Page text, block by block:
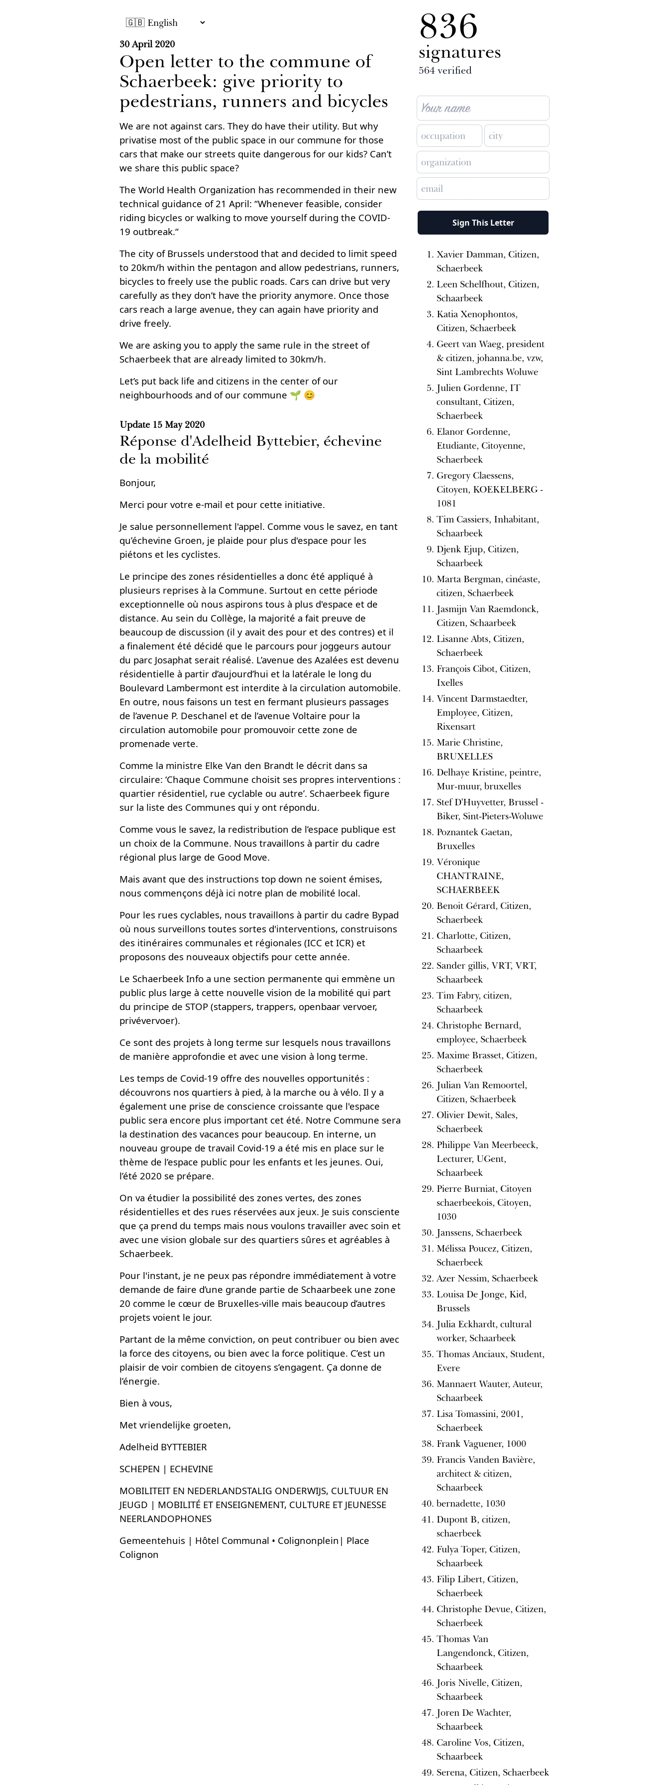
30 April 2020
Open letter to the commune of
Schaerbeek: give priority to
pedestrians, runners and bicycles
We are not against cars. They do have their utility. But why
privatise most of the public space in our commune for those
cars that make our streets quite dangerous for our kids? Can’t
we share this public space?
The World Health Organization has recommended in their new
technical guidance of 21 April: “Whenever feasible, consider
riding bicycles or walking to move yourself during the COVID-
19 outbreak.“
The city of Brussels understood that and decided to limit speed
to 20km/h within the pentagon and allow pedestrians, runners,
bicycles to freely use the public roads. Cars can drive but very
carefully as they don’t have the priority anymore. Once those
cars reach a large avenue, they can again have priority and
drive freely.
We are asking you to apply the same rule in the street of
Schaerbeek that are already limited to 30km/h.
Let’s put back life and citizens in the center of our
neighbourhoods and of our commune 🌱 😊
Update 15 May 2020
Réponse d'Adelheid Byttebier, échevine
de la mobilité
Bonjour,
Merci pour votre e-mail et pour cette initiative.
Je salue personnellement l'appel. Comme vous le savez, en tant
qu’échevine Groen, je plaide pour plus d'espace pour les
piétons et les cyclistes.
Le principe des zones résidentielles a donc été appliqué à
plusieurs reprises à la Commune. Surtout en cette période
exceptionnelle où nous aspirons tous à plus d'espace et de
distance. Au sein du Collège, la majorité a fait preuve de
beaucoup de discussion (il y avait des pour et des contres) et il
a finalement été décidé que le parcours pour joggeurs autour
du parc Josaphat serait réalisé. L’avenue des Azalées est devenu
résidentielle à partir d’aujourd’hui et la latérale le long du
Boulevard Lambermont est interdite à la circulation automobile.
En outre, nous faisons un test en fermant plusieurs passages
de l’avenue P. Deschanel et de l’avenue Voltaire pour la
circulation automobile pour promouvoir cette zone de
promenade verte.
Comme la ministre Elke Van den Brandt le décrit dans sa
circulaire: ‘Chaque Commune choisit ses propres interventions :
quartier résidentiel, rue cyclable ou autre’. Schaerbeek figure
sur la liste des Communes qui y ont répondu.
Comme vous le savez, la redistribution de l’espace publique est
un choix de la Commune. Nous travaillons à partir du cadre
régional plus large de Good Move.
Mais avant que des instructions top down ne soient émises,
nous commençons déjà ici notre plan de mobilité local.
Pour les rues cyclables, nous travaillons à partir du cadre Bypad
où nous surveillons toutes sortes d'interventions, construisons
des itinéraires communales et régionales (ICC et ICR) et
proposons des nouveaux objectifs pour cette année.
Le Schaerbeek Info a une section permanente qui emmène un
public plus large à cette nouvelle vision de la mobilité qui part
du principe de STOP (stappers, trappers, openbaar vervoer,
privévervoer).
Ce sont des projets à long terme sur lesquels nous travaillons
de manière approfondie et avec une vision à long terme.
Les temps de Covid-19 offre des nouvelles opportunités :
découvrons nos quartiers à pied, à la marche ou à vélo. Il y a
également une prise de conscience croissante que l'espace
public sera encore plus important cet été. Notre Commune sera
la destination des vacances pour beaucoup. En interne, un
nouveau groupe de travail Covid-19 a été mis en place sur le
thème de l’espace public pour les enfants et les jeunes. Oui,
l’été 2020 se prépare.
On va étudier la possibilité des zones vertes, des zones
résidentielles et des rues réservées aux jeux. Je suis consciente
que ça prend du temps mais nous voulons travailler avec soin et
avec une vision globale sur des quartiers sûres et agréables à
Schaerbeek.
Pour l'instant, je ne peux pas répondre immédiatement à votre
demande de faire d’une grande partie de Schaarbeek une zone
20 comme le cœur de Bruxelles-ville mais beaucoup d’autres
projets voient le jour.
Partant de la même conviction, on peut contribuer ou bien avec
la force des citoyens, ou bien avec la force politique. C’est un
plaisir de voir combien de citoyens s’engagent. Ça donne de
l’énergie.
Bien à vous,
Met vriendelijke groeten,
Adelheid BYTTEBIER
SCHEPEN | ECHEVINE
MOBILITEIT EN NEDERLANDSTALIG ONDERWIJS, CULTUUR EN
JEUGD | MOBILITÉ ET ENSEIGNEMENT, CULTURE ET JEUNESSE
NEERLANDOPHONES
Gemeentehuis | Hôtel Communal • Colignonplein| Place
Colignon
836
signatures
564 verified
Sign This Letter
Xavier Damman, Citizen,
Schaerbeek
Leen Schelfhout, Citizen,
Schaarbeek
Katia Xenophontos,
Citizen, Schaerbeek
Geert van Waeg, president
& citizen, johanna.be, vzw,
Sint Lambrechts Woluwe
Julien Gordenne, IT
consultant, Citizen,
Schaerbeek
Elanor Gordenne,
Etudiante, Citoyenne,
Schaerbeek
Gregory Claessens,
Citoyen, KOEKELBERG -
1081
Tim Cassiers, Inhabitant,
Schaarbeek
Djenk Ejup, Citizen,
Schaarbeek
Marta Bergman, cinéaste,
citizen, Schaerbeek
Jasmijn Van Raemdonck,
Citizen, Schaarbeek
Lisanne Abts, Citizen,
Schaerbeek
François Cibot, Citizen,
Ixelles
Vincent Darmstaedter,
Employee, Citizen,
Rixensart
Marie Christine,
BRUXELLES
Delhaye Kristine, peintre,
Mur-muur, bruxelles
Stef D'Huyvetter, Brussel -
Biker, Sint-Pieters-Woluwe
Poznantek Gaetan,
Bruxelles
Véronique
CHANTRAINE,
SCHAERBEEK
Benoit Gérard, Citizen,
Schaerbeek
Charlotte, Citizen,
Schaarbeek
Sander gillis, VRT, VRT,
Schaarbeek
Tim Fabry, citizen,
Schaarbeek
Christophe Bernard,
employee, Schaerbeek
Maxime Brasset, Citizen,
Schaerbeek
Julian Van Remoortel,
Citizen, Schaerbeek
Olivier Dewit, Sales,
Schaerbeek
Philippe Van Meerbeeck,
Lecturer, UGent,
Schaarbeek
Pierre Burniat, Citoyen
schaerbeekois, Citoyen,
1030
Janssens, Schaerbeek
Mélissa Poucez, Citizen,
Schaerbeek
Azer Nessim, Schaerbeek
Louisa De Jonge, Kid,
Brussels
Julia Eckhardt, cultural
worker, Schaarbeek
Thomas Anciaux, Student,
Evere
Mannaert Wauter, Auteur,
Schaarbeek
Lisa Tomassini, 2001,
Schaerbeek
Frank Vaguener, 1000
Francis Vanden Bavière,
architect & citizen,
Schaarbeek
bernadette, 1030
Dupont B, citizen,
schaerbeek
Fulya Toper, Citizen,
Schaarbeek
Filip Libert, Citizen,
Schaerbeek
Christophe Devue, Citizen,
Schaerbeek
Thomas Van
Langendonck, Citizen,
Schaarbeek
Joris Nivelle, Citizen,
Schaarbeek
Joren De Wachter,
Schaarbeek
Caroline Vos, Citizen,
Schaarbeek
Serena, Citizen, Schaerbeek